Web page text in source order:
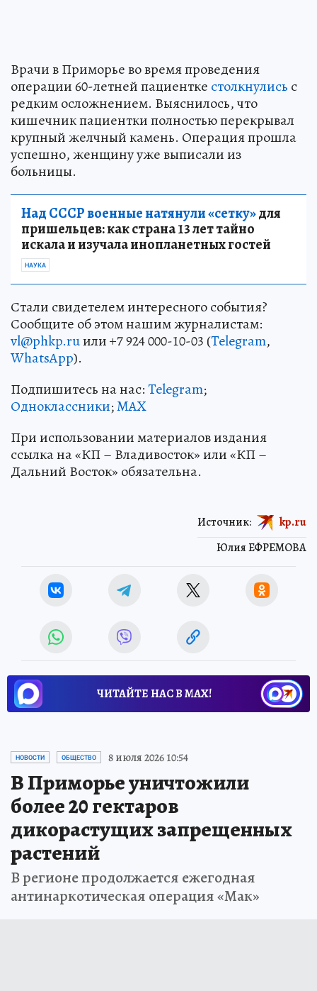
Врачи в Приморье во время проведения
операции 60-летней пациентке столкнулись с
редким осложнением. Выяснилось, что
кишечник пациентки полностью перекрывал
крупный желчный камень. Операция прошла
успешно, женщину уже выписали из
больницы.
Над СССР военные натянули «сетку»для
пришельцев: как страна 13 лет тайно
искала и изучала инопланетных гостей
НАУКА
Стали свидетелем интересного события?
Сообщите об этом нашим журналистам:
vl@phkp.ruили +7 924 000-10-03 (Telegram,
WhatsApp).
Подпишитесь на нас:Telegram;
Одноклассники;MAX
При использовании материалов издания
ссылка на «КП – Владивосток» или «КП –
Дальний Восток» обязательна.
Юлия ЕФРЕМОВА
Источник: kp.ru
ЧИТАЙТЕ НАС В МАХ!
НОВОСТИ ОБЩЕСТВО 8 июля 2026 10:54
В Приморье уничтожили
более 20 гектаров
дикорастущих запрещенных
растений
В регионе продолжается ежегодная
антинаркотическая операция «Мак»